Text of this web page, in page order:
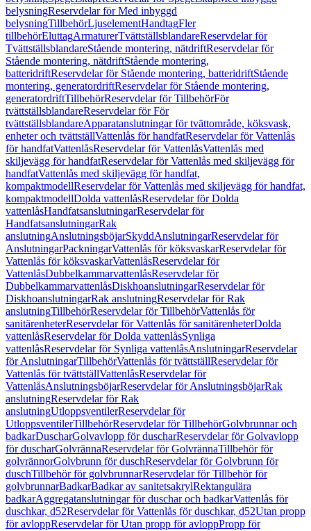
belysningReservdelar för Med inbyggd
belysningTillbehörLjuselementHandtagFler
tillbehörEluttagArmaturerTvättställsblandareReservdelar för
TvättställsblandareStående montering, nätdriftReservdelar för
Stående montering, nätdriftStående montering,
batteridriftReservdelar för Stående montering, batteridriftStående
montering, generatordriftReservdelar för Stående montering,
generatordriftTillbehörReservdelar för TillbehörFör
tvättställsblandareReservdelar för För
tvättställsblandareApparatanslutningar för tvättområde, köksvask,
enheter och tvättställVattenlås för handfatReservdelar för Vattenlås
för handfatVattenlåsReservdelar för VattenlåsVattenlås med
skiljevägg för handfatReservdelar för Vattenlås med skiljevägg för
handfatVattenlås med skiljevägg för handfat,
kompaktmodellReservdelar för Vattenlås med skiljevägg för handfat,
kompaktmodellDolda vattenlåsReservdelar för Dolda
vattenlåsHandfatsanslutningarReservdelar för
HandfatsanslutningarRak
anslutningAnslutningsböjarSkyddAnslutningarReservdelar för
AnslutningarPackningarVattenlås för köksvaskarReservdelar för
Vattenlås för köksvaskarVattenlåsReservdelar för
VattenlåsDubbelkammarvattenlåsReservdelar för
DubbelkammarvattenlåsDiskhoanslutningarReservdelar för
DiskhoanslutningarRak anslutningReservdelar för Rak
anslutningTillbehörReservdelar för TillbehörVattenlås för
sanitärenheterReservdelar för Vattenlås för sanitärenheterDolda
vattenlåsReservdelar för Dolda vattenlåsSynliga
vattenlåsReservdelar för Synliga vattenlåsAnslutningarReservdelar
för AnslutningarTillbehörVattenlås för tvättställReservdelar för
Vattenlås för tvättställVattenlåsReservdelar för
VattenlåsAnslutningsböjarReservdelar för AnslutningsböjarRak
anslutningReservdelar för Rak
anslutningUtloppsventilerReservdelar för
UtloppsventilerTillbehörReservdelar för TillbehörGolvbrunnar och
badkarDuscharGolvavlopp för duscharReservdelar för Golvavlopp
för duscharGolvrännaReservdelar för GolvrännaTillbehör för
golvrännorGolvbrunn för duschReservdelar för Golvbrunn för
duschTillbehör för golvbrunnarReservdelar för Tillbehör för
golvbrunnarBadkarBadkar av sanitetsakrylRektangulära
badkarAggregatanslutningar för duschar och badkarVattenlås för
duschkar, d52Reservdelar för Vattenlås för duschkar, d52Utan propp
för avloppReservdelar för Utan propp för avloppPropp för